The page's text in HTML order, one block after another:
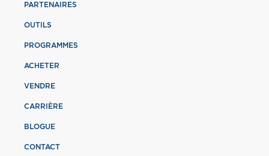
PARTENAIRES
OUTILS
PROGRAMMES
ACHETER
VENDRE
CARRIÈRE
BLOGUE
CONTACT